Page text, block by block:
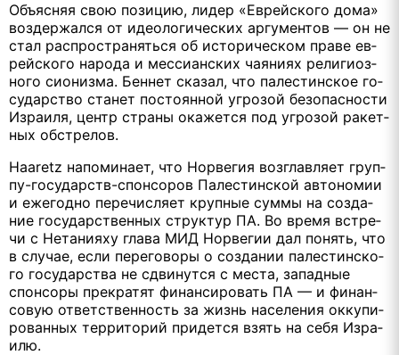
Объ­яс­няя свою по­зи­цию, ли­дер «Ев­рей­ско­го до­ма»
воз­дер­жал­ся от идео­ло­ги­че­ских ар­гу­мен­тов — он не
стал рас­про­стра­нять­ся об ис­то­ри­че­ском пра­ве ев­
рей­ско­го на­ро­да и мес­си­ан­ских ча­я­ни­ях ре­ли­ги­оз­
но­го си­о­низ­ма. Беннет ска­зал, что па­ле­стин­ское го­
су­дар­ство станет по­сто­ян­ной угро­зой без­опас­но­сти
Из­ра­и­ля, центр стра­ны ока­жет­ся под угро­зой ра­кет­
ных об­стре­лов.
Haaretz на­по­ми­на­ет, что Нор­ве­гия воз­глав­ля­ет груп­
пу-го­су­дарств-спон­со­ров Па­ле­стин­ской ав­то­но­мии
и еже­год­но пе­ре­чис­ля­ет круп­ные сум­мы на со­зда­
ние го­судар­ствен­ных струк­тур ПА. Во вре­мя встре­
чи с Нета­ни­я­ху гла­ва МИД Нор­ве­гии дал по­нять, что
в слу­чае, ес­ли пе­ре­го­во­ры о со­зда­нии па­ле­стин­ско­
го го­су­дар­ства не сдви­нут­ся с ме­ста, за­пад­ные
спон­со­ры пре­кра­тят финан­си­ро­вать ПА — и финан­
со­вую от­вет­ствен­ность за жизнь на­се­ле­ния ок­ку­пи­
ро­ван­ных тер­ри­то­рий при­дет­ся взять на се­бя Из­ра­
и­лю.